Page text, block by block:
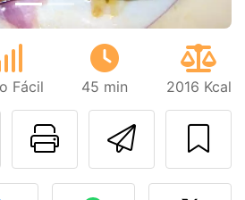
Fácil 45 min 2016 Kcal
Imprima
Falar com o autor
receita?